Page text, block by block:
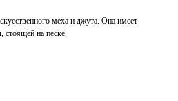
меха и джута. Она имеет
на песке.